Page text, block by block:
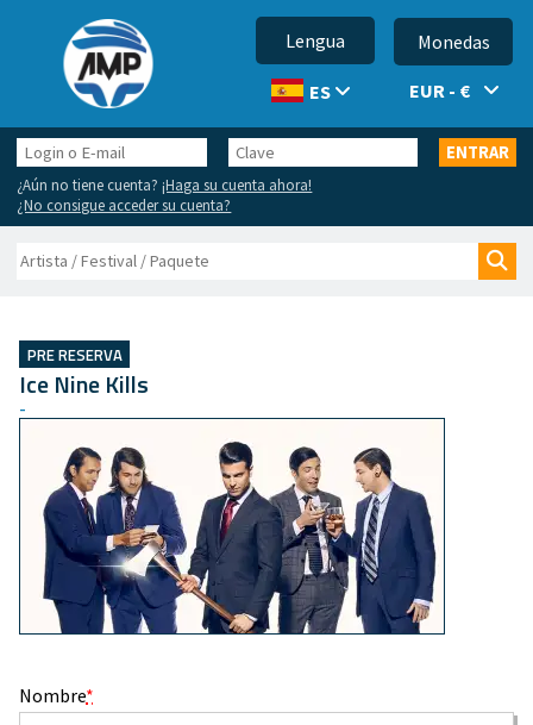
Lengua
ES
Monedas
EUR - €
Login
o
E-
mail
Clave ENTRAR
¿Aún no tiene cuenta?¡Haga su cuenta ahora!
¿No consigue acceder su cuenta?
Buscar
PRE RESERVA
Ice Nine Kills
-
Nombre*